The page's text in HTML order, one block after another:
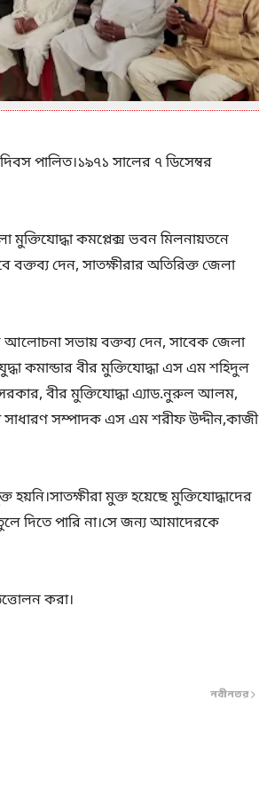
পালিত।১৯৭১ সালের ৭ ডিসেম্বর
কমপ্লেক্স ভবন মিলনায়তনে
দেন, সাতক্ষীরার অতিরিক্ত জেলা
আলোচনা সভায় বক্তব্য দেন, সাবেক জেলা
কমান্ডার বীর মুক্তিযোদ্ধা এস এম শহিদুল
বীর মুক্তিযোদ্ধা এ্যাড.নুরুল আলম,
সম্পাদক এস এম শরীফ উদ্দীন,কাজী
মুক্ত হয়েছে মুক্তিযোদ্ধাদের
দিতে পারি না।সে জন্য আমাদেরকে
করা।
নবীনতর